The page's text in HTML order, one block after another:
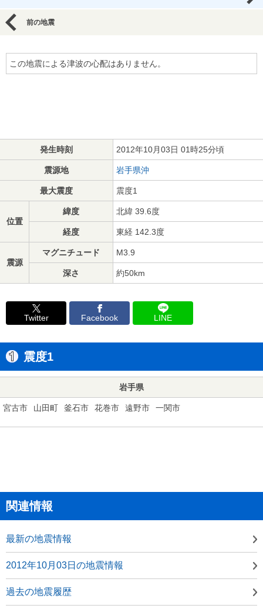
前の地震
この地震による津波の心配はありません。
発生時刻 2012年10月03日 01時25分頃
震源地 岩手県沖
最大震度 震度1
位置
緯度 北緯 39.6度
経度 東経 142.3度
震源
マグニチュード M3.9
深さ 約50km
Twitter Facebook LINE
震度1
岩手県
宮古市 山田町 釜石市 花巻市 遠野市 一関市
関連情報
最新の地震情報
2012年10月03日の地震情報
過去の地震履歴